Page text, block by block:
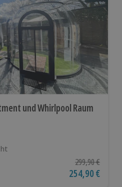
und Whirlpool Raum
auf 204 Bewertungen
Ursprünglicher
299,90 €
Aktueller Preis
254,90 €